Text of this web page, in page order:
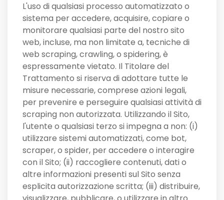
L'uso di qualsiasi processo automatizzato o
sistema per accedere, acquisire, copiare o
monitorare qualsiasi parte del nostro sito
web, incluse, ma non limitate a, tecniche di
web scraping, crawling, o spidering, è
espressamente vietato. Il Titolare del
Trattamento si riserva di adottare tutte le
misure necessarie, comprese azioni legali,
per prevenire e perseguire qualsiasi attività di
scraping non autorizzata. Utilizzando il Sito,
l'utente o qualsiasi terzo si impegna a non: (i)
utilizzare sistemi automatizzati, come bot,
scraper, o spider, per accedere o interagire
con il Sito; (ii) raccogliere contenuti, dati o
altre informazioni presenti sul Sito senza
esplicita autorizzazione scritta; (iii) distribuire,